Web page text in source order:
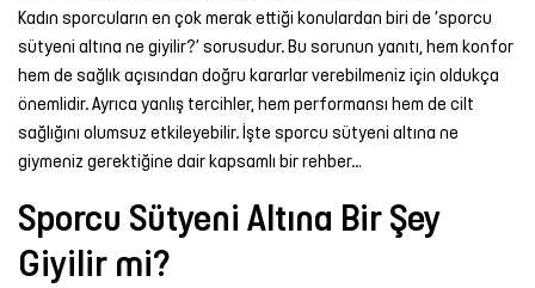
TÜM
ÜRÜNLER
Etek
Şort
TÜM
TÜM
ÜRÜNLER
Kadın sporcuların en çok merak ettiği konulardan biri de ‘sporcu
sütyeni altına ne giyilir?’ sorusudur. Bu sorunun yanıtı, hem konfor
hem de sağlık açısından doğru kararlar verebilmeniz için oldukça
önemlidir. Ayrıca yanlış tercihler, hem performansı hem de cilt
sağlığını olumsuz etkileyebilir. İşte sporcu sütyeni altına ne
giymeniz gerektiğine dair kapsamlı bir rehber…
Sporcu Sütyeni Altına Bir Şey
Giyilir mi?